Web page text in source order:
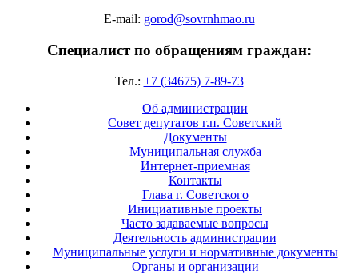
E-mail: gorod@sovrnhmao.ru
Специалист по обращениям граждан:
Тел.: +7 (34675) 7-89-73
Об администрации
Совет депутатов г.п. Советский
Документы
Муниципальная служба
Интернет-приемная
Контакты
Глава г. Советского
Инициативные проекты
Часто задаваемые вопросы
Деятельность администрации
Муниципальные услуги и нормативные документы
Органы и организации